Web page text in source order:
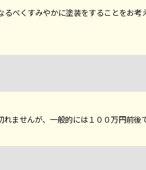
べくすみやかに塗装をすることをお考
ませんが、一般的には１００万円前後